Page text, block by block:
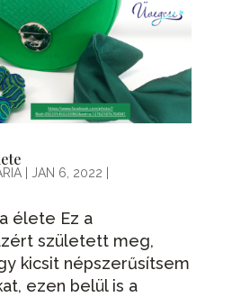
| JAN 6, 2022
élete Ez a
született meg,
kicsit népszerűsítsem
ezen belül is a